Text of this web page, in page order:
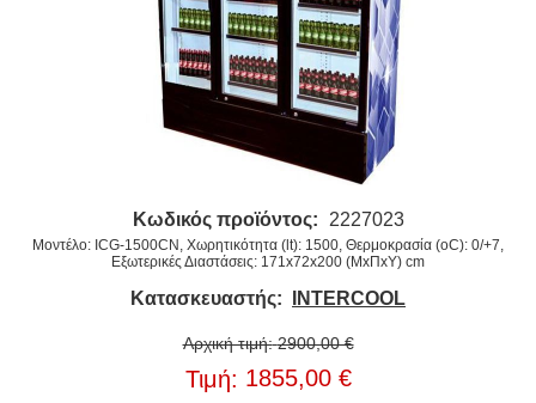
Κωδικός προϊόντος: 2227023
Μοντέλο: ICG-1500CN, Χωρητικότητα (lt): 1500, Θερμοκρασία (oC): 0/+7,
Εξωτερικές Διαστάσεις: 171x72x200 (ΜxΠxΥ) cm
Κατασκευαστής: INTERCOOL
Αρχική τιμή: 2900,00 €
Τιμή: 1855,00 €